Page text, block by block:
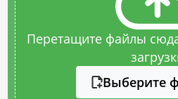
Перетащите файлы
Выберите